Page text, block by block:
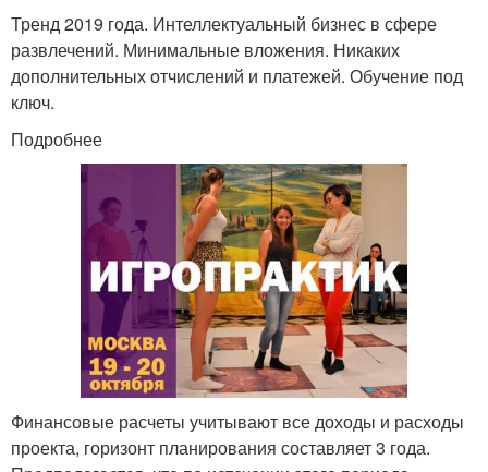
Тренд 2019 года. Интеллектуальный бизнес в сфере
развлечений. Минимальные вложения. Никаких
дополнительных отчислений и платежей. Обучение под
ключ.
Подробнее
Финансовые расчеты учитывают все доходы и расходы
проекта, горизонт планирования составляет 3 года.